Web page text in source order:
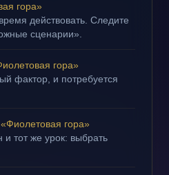
гора»
действовать. Следите
сценарии».
гора»
фактор, и потребуется
гора»
тот же урок: выбрать